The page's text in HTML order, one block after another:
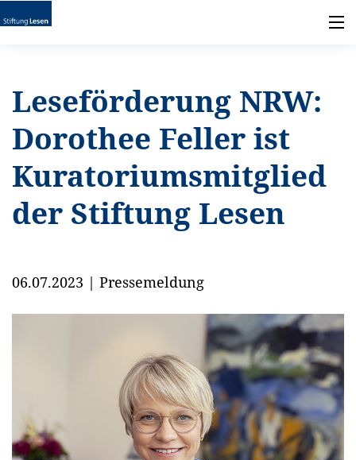
Leseförderung NRW:
Dorothee Feller ist
Kuratoriumsmitglied
der Stiftung Lesen
06.07.2023 | Pressemeldung